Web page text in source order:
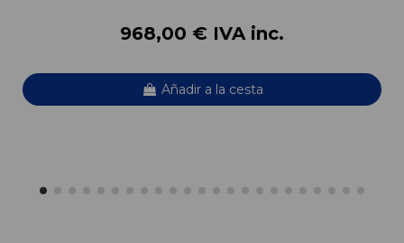
968,00 € IVA inc.
Añadir a la cesta